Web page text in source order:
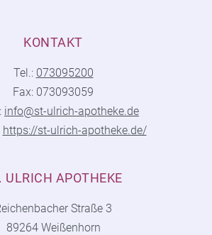
KONTAKT
Tel.: 073095200
Fax: 073093059
info@st-ulrich-apotheke.de
https://st-ulrich-apotheke.de/
ULRICH APOTHEKE
Straße 3
89264 Weißenhorn